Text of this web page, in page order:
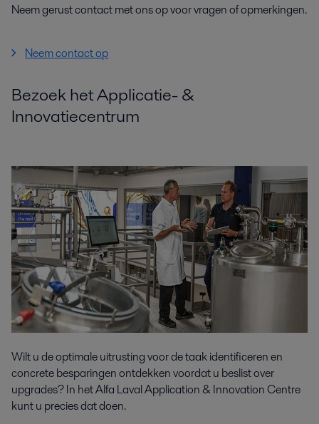
Neem gerust contact met ons op voor vragen of opmerkingen.
Neem contact op
Bezoek het Applicatie- &
Innovatiecentrum
Wilt u de optimale uitrusting voor de taak identificeren en
concrete besparingen ontdekken voordat u beslist over
upgrades? In het Alfa Laval Application & Innovation Centre
kunt u precies dat doen.